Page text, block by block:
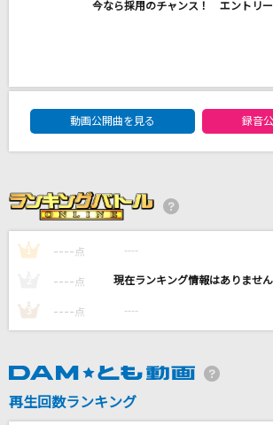
林檎売りの泡沫少女
B'z
仮面舞踏会
星の雨
木村徹二
今なら採用のチャンス！ エントリ
DAM★ともボーカルエントリーラン
動画公開曲を見る
録音
1 ---- 点 ----
---- 点 ----
3 ---- 点 ----
再生回数ランキング